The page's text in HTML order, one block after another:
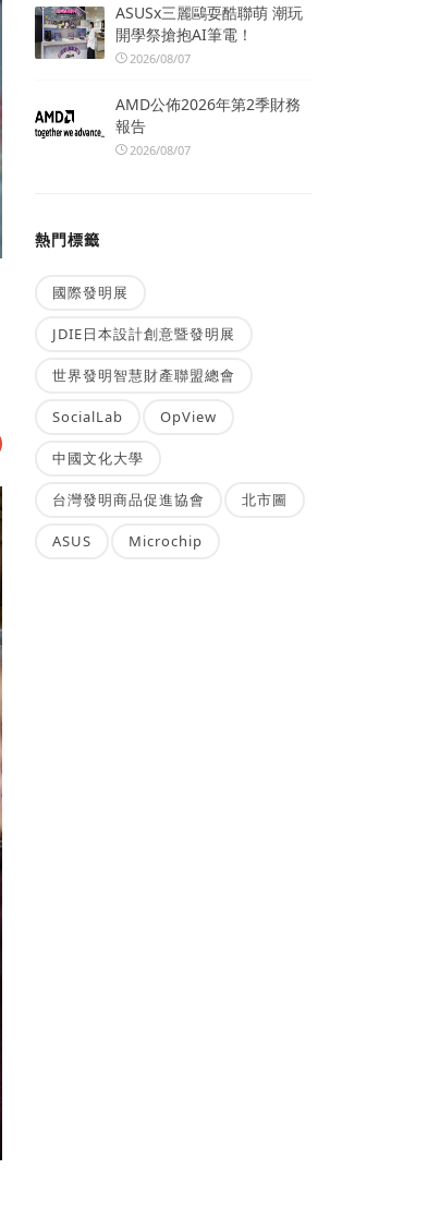
ASUSx三麗鷗耍酷聯萌 潮玩
開學祭搶抱AI筆電！
2026/08/07
AMD公佈2026年第2季財務
報告
2026/08/07
熱門標籤
國際發明展
JDIE日本設計創意暨發明展
世界發明智慧財產聯盟總會
SocialLab OpView
中國文化大學
台灣發明商品促進協會 北市圖
ASUS Microchip